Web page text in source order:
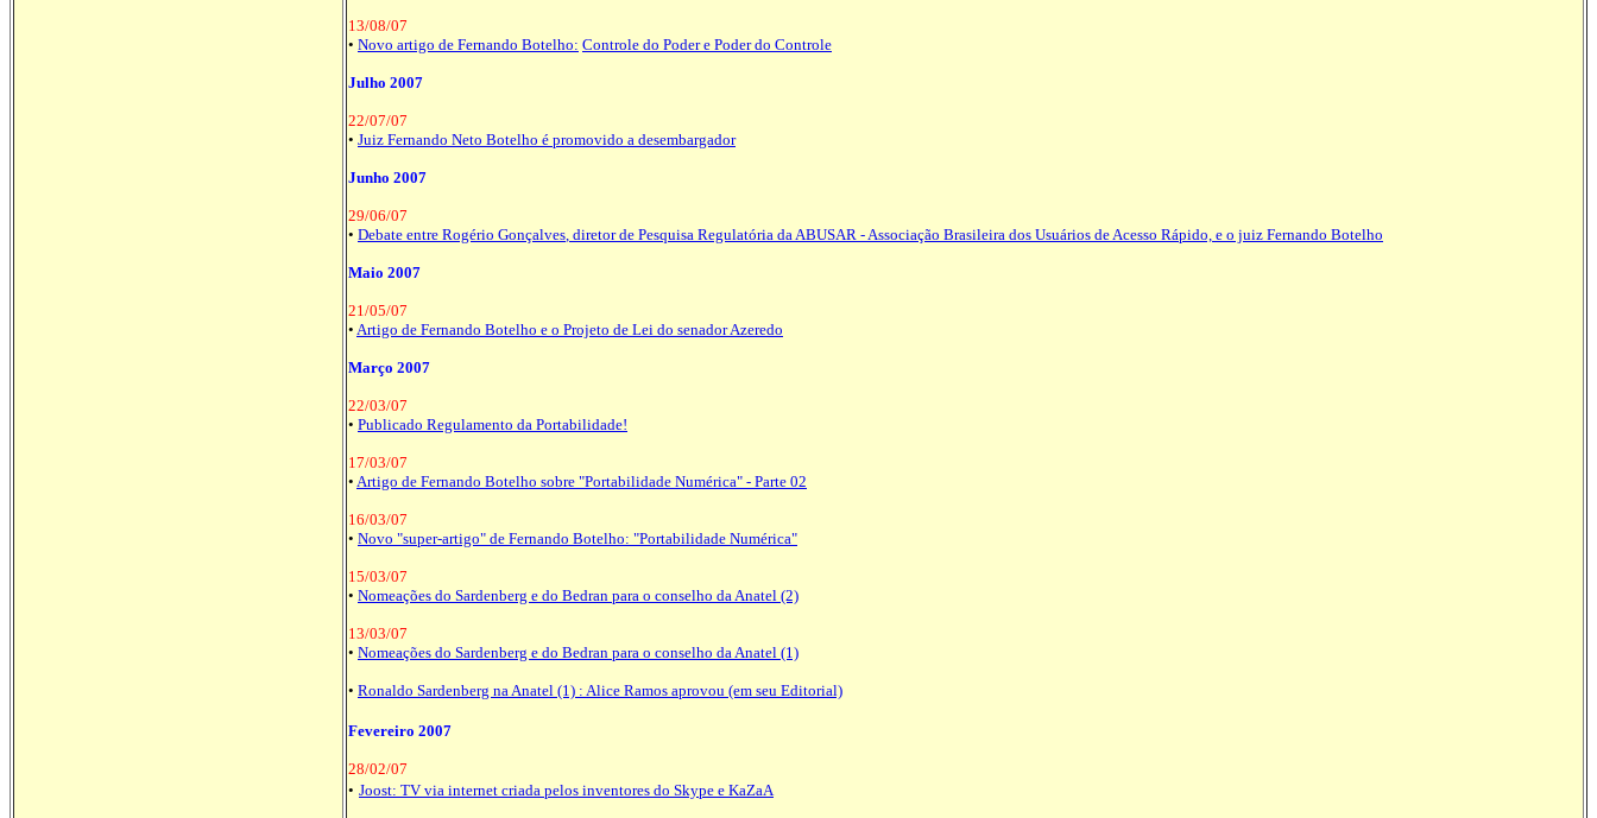
13/08/07
• Novo artigo de Fernando Botelho: Controle do Poder e Poder do Controle
Julho 2007
22/07/07
• Juiz Fernando Neto Botelho é promovido a desembargador
Junho 2007
29/06/07
• Debate entre Rogério Gonçalves, diretor de Pesquisa Regulatória da ABUSAR - Associação Brasileira dos Usuários de Acesso Rápido, e o juiz Fernando Botelho
Maio 2007
21/05/07
• Artigo de Fernando Botelho e o Projeto de Lei do senador Azeredo
Março 2007
22/03/07
• Publicado Regulamento da Portabilidade!
17/03/07
• Artigo de Fernando Botelho sobre "Portabilidade Numérica" - Parte 02
16/03/07
• Novo "super-artigo" de Fernando Botelho: "Portabilidade Numérica"
15/03/07
• Nomeações do Sardenberg e do Bedran para o conselho da Anatel (2)
13/03/07
• Nomeações do Sardenberg e do Bedran para o conselho da Anatel (1)
• Ronaldo Sardenberg na Anatel (1) : Alice Ramos aprovou (em seu Editorial)
Fevereiro 2007
28/02/07
• Joost: TV via internet criada pelos inventores do Skype e KaZaA